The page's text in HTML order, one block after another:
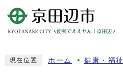
現在位置 ホーム 健康・福祉